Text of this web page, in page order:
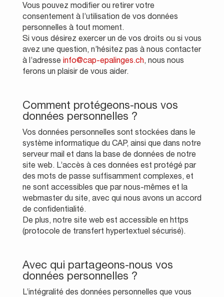
Vous pouvez modifier ou retirer votre
consentement à l’utilisation de vos données
personnelles à tout moment.
Si vous désirez exercer un de vos droits ou si vous
avez une question, n’hésitez pas à nous contacter
à l’adresse info@cap-epalinges.ch, nous nous
ferons un plaisir de vous aider.
Comment protégeons-nous vos
données personnelles ?
Vos données personnelles sont stockées dans le
système informatique du CAP, ainsi que dans notre
serveur mail et dans la base de données de notre
site web. L’accès à ces données est protégé par
des mots de passe suffisamment complexes, et
ne sont accessibles que par nous-mêmes et la
webmaster du site, avec qui nous avons un accord
de confidentialité.
De plus, notre site web est accessible en https
(protocole de transfert hypertextuel sécurisé).
Avec qui partageons-nous vos
données personnelles ?
L’intégralité des données personnelles que vous